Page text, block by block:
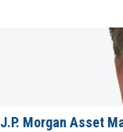
J.P. Morgan Asset